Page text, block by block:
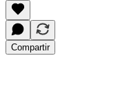
Compartir